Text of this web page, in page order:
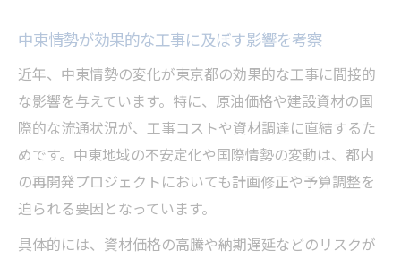
中東情勢が効果的な工事に及ぼす影響を考察
近年、中東情勢の変化が東京都の効果的な工事に間接的
な影響を与えています。特に、原油価格や建設資材の国
際的な流通状況が、工事コストや資材調達に直結するた
めです。中東地域の不安定化や国際情勢の変動は、都内
の再開発プロジェクトにおいても計画修正や予算調整を
迫られる要因となっています。
具体的には、資材価格の高騰や納期遅延などのリスクが